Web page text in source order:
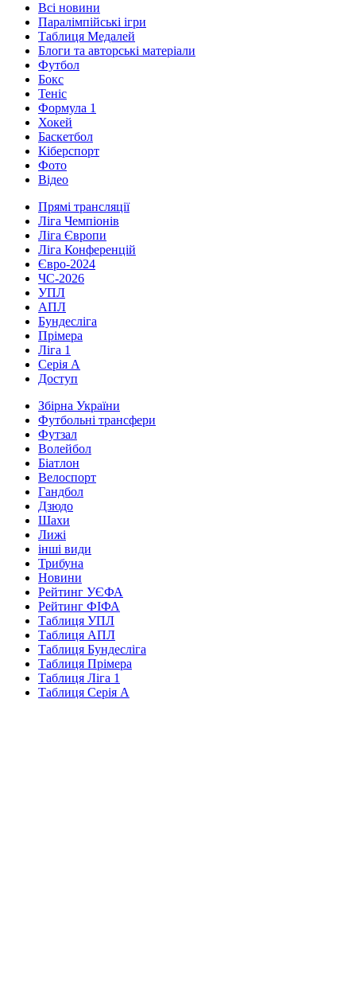
Всі новини
Паралімпійські ігри
Таблиця Медалей
Блоги та авторські матеріали
Футбол
Бокс
Теніс
Формула 1
Хокей
Баскетбол
Кіберспорт
Фото
Відео
Прямі трансляції
Ліга Чемпіонів
Ліга Європи
Ліга Конференцій
Євро-2024
ЧС-2026
УПЛ
АПЛ
Бундесліга
Прімера
Ліга 1
Серія А
Доступ
Збірна України
Футбольні трансфери
Футзал
Волейбол
Біатлон
Велоспорт
Гандбол
Дзюдо
Шахи
Лижі
інші види
Трибуна
Новини
Рейтинг УЄФА
Рейтинг ФІФА
Таблиця УПЛ
Таблиця АПЛ
Таблиця Бундесліга
Таблиця Прімера
Таблиця Ліга 1
Таблиця Серія А